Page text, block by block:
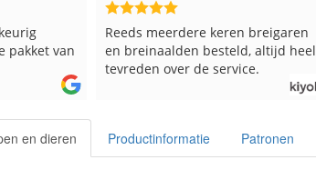
pakket van
Reeds meerdere keren breigaren
en breinaalden besteld, altijd heel
tevreden over de service.
en dieren Productinformatie Patronen